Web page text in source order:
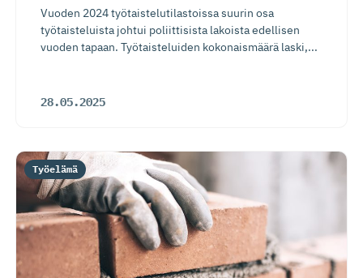
Vuoden 2024 työtaistelutilastoissa suurin osa
työtaisteluista johtui poliittisista lakoista edellisen
vuoden tapaan. Työtaisteluiden kokonaismäärä laski,...
28.05.2025
Työelämä